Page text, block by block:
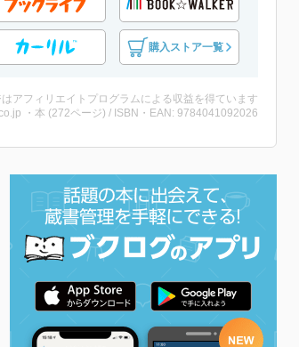
購入ストア一覧
アフィリエイトプログラムによる収益を得ています
・本 (272ページ) / ISBN・EAN: 9784041092026